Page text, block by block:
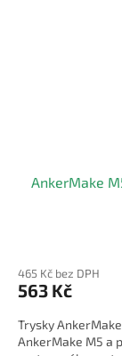
AnkerMake
465 Kč bez DPH
563 Kč
Trysky
AnkerMake M5 a